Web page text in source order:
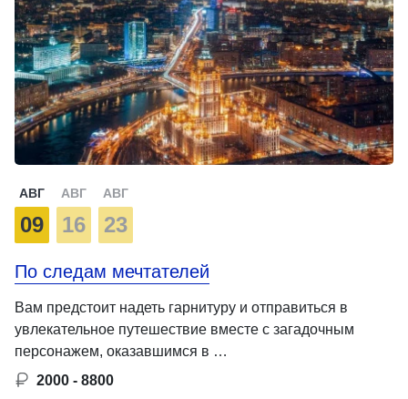
АВГ
09
АВГ
16
АВГ
23
По следам мечтателей
Вам предстоит надеть гарнитуру и отправиться в
увлекательное путешествие вместе с загадочным
персонажем, оказавшимся в …
2000 - 8800